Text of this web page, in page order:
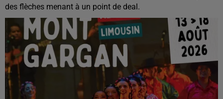
des flèches menant à un point de deal.